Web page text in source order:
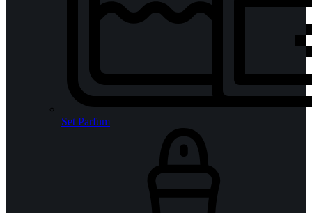
Set Parfum